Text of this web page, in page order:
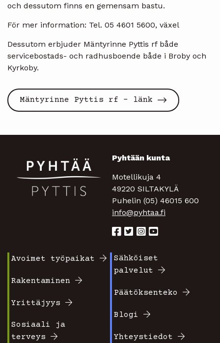
och dessutom finns en gemensam bastu.
För mer information: Tel. 05 4601 5600, växel
Dessutom erbjuder Mäntyrinne Pyttis rf både
servicebostads- och radhusboende både i Broby och
Kyrkoby.
Mäntyrinne Pyttis rf - länk
Pyhtään kunta
Motellikuja 4
49220 SILTAKYLÄ
Puhelin (05) 46015 600
info@pyhtaa.fi
valikko
1
Avoimet työpaikat
Rakentaminen
Yrittäjyys
Sosiaali ja
terveys
Footer
2
Sähköiset
palvelut
Päätöksenteko
Blogi
Yhteystiedot